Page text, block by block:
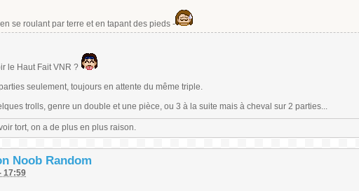
se roulant par terre et en tapant des pieds -
le Haut Fait VNR ?
seulement, toujours en attente du même triple.
trolls, genre un double et une pièce, ou 3 à la suite mais à cheval sur 2 parties...
tort, on a de plus en plus raison.
Noob Random
17:59